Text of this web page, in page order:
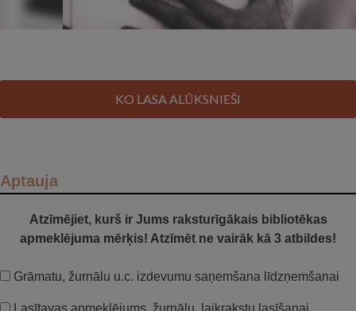
KO LASA ALŪKSNIEŠI
Aptauja
Atzīmējiet, kurš ir Jums raksturīgākais bibliotēkas
apmeklējuma mērķis! Atzīmēt ne vairāk kā 3 atbildes!
Grāmatu, žurnālu u.c. izdevumu saņemšana līdzņemšanai